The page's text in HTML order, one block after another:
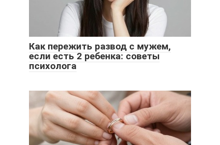
Как пережить развод с мужем,
если есть 2 ребенка: советы
психолога